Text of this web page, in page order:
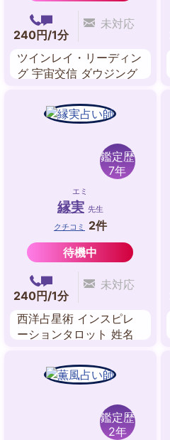
240円/1分
未対応
ツインレイ・リーディン
グ 宇宙交信 ダウジング
ィング チャネリング 西
洋占星術 数秘術
鑑定歴
7年
エミ
縁実 先生
クチコミ
2件
待機中
240円/1分
未対応
西洋占星術 インスピレ
ーションタロット 姓名
鑑定歴
2年